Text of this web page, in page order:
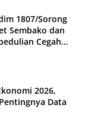
1807/Sorong
Sembako dan
Cegah
2026,
Data